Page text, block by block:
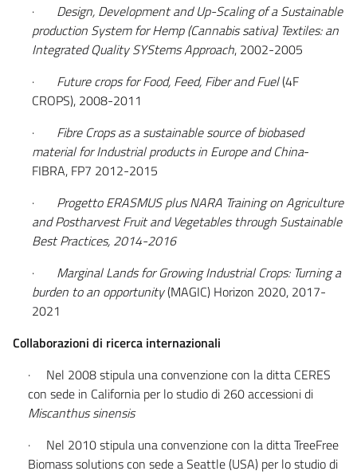
· Design, Development and Up-Scaling of a Sustainable
production System for Hemp (Cannabis sativa) Textiles: an
Integrated Quality SYStems Approach, 2002-2005
· Future crops for Food, Feed, Fiber and Fuel(4F
CROPS), 2008-2011
· Fibre Crops as a sustainable source of biobased
material for Industrial products in Europe and China-
FIBRA, FP7 2012-2015
· Progetto ERASMUS plus NARA Training on Agriculture
and Postharvest Fruit and Vegetables through Sustainable
Best Practices, 2014-2016
· Marginal Lands for Growing Industrial Crops: Turning a
burden to an opportunity(MAGIC) Horizon 2020, 2017-
2021
Collaborazioni di ricerca internazionali
· Nel 2008 stipula una convenzione con la ditta CERES
con sede in California per lo studio di 260 accessioni di
Miscanthus sinensis
· Nel 2010 stipula una convenzione con la ditta TreeFree
Biomass solutions con sede a Seattle (USA) per lo studio di